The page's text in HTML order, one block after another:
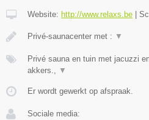
Website: http://www.relaxs.be |
Privé-saunacenter met : ▼
Privé sauna en tuin met jacuzzi
akkers.,
▼
Er wordt gewerkt op afspraak.
Sociale media: